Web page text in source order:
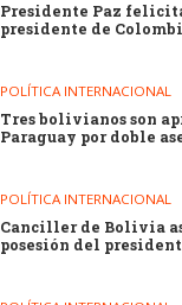
Presidente Paz
presidente de
POLÍTICA INTERNACIONAL
Tres bolivianos son
Paraguay por doble
POLÍTICA INTERNACIONAL
Canciller de Bolivia
posesión del